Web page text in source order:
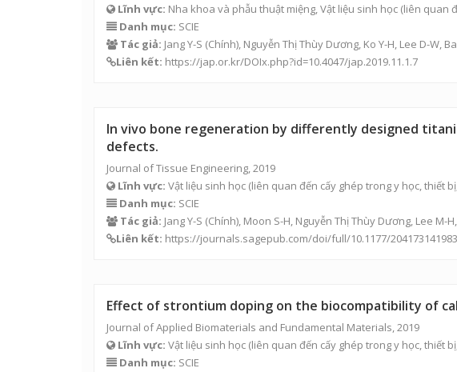
Lĩnh vực: Nha khoa và phẫu thuật miệng, Vật liệu sinh học (liên quan
Danh mục: SCIE
Tác giả: Jang Y-S (Chính), Nguyễn Thị Thùy Dương, Ko Y-H, Lee D-W,
Liên kết: https://jap.or.kr/DOIx.php?id=10.4047/jap.2019.11.1.7
In vivo bone regeneration by differently designed
defects.
Journal of Tissue Engineering, 2019
Lĩnh vực: Vật liệu sinh học (liên quan đến cấy ghép trong y học, thiết
Danh mục: SCIE
Tác giả: Jang Y-S (Chính), Moon S-H, Nguyễn Thị Thùy Dương, Lee M-
Liên kết: https://journals.sagepub.com/doi/full/10.1177/
Effect of strontium doping on the biocompatibility of
Journal of Applied Biomaterials and Fundamental Materials, 2019
Lĩnh vực: Vật liệu sinh học (liên quan đến cấy ghép trong y học, thiết
Danh mục: SCIE